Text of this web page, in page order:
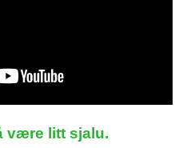
være litt sjalu.